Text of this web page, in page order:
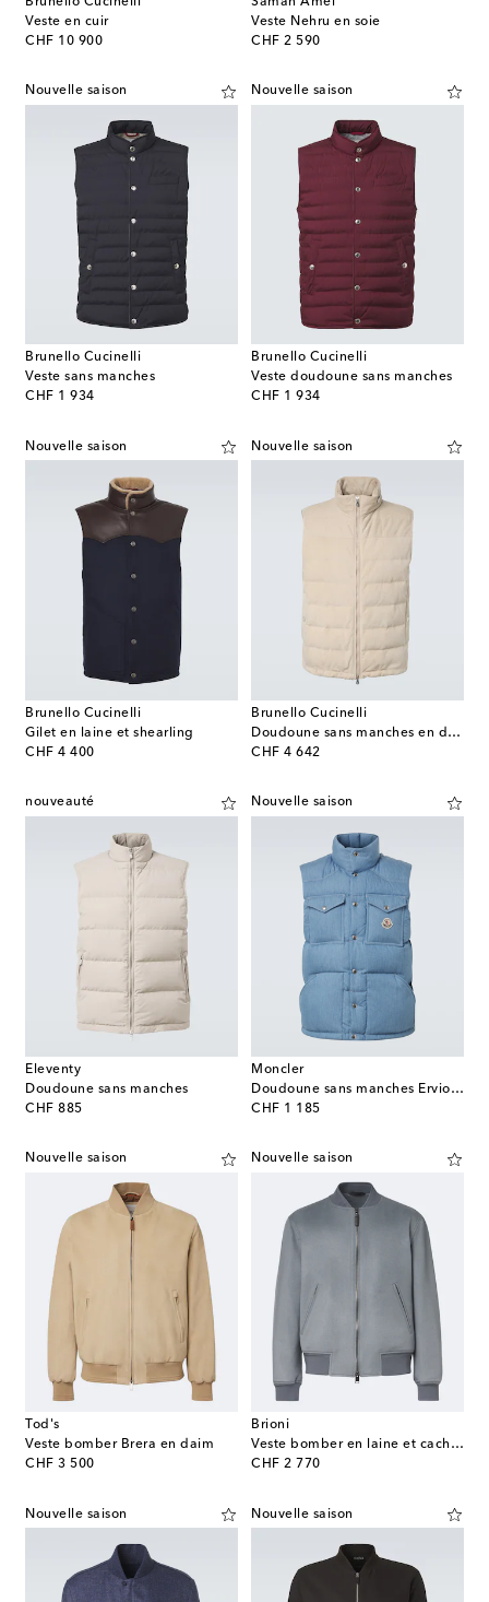
Veste en cuir
CHF 10 900
original price
Veste Nehru en soie
CHF 2 590
original price
Nouvelle saison
Brunello Cucinelli
Veste sans manches
CHF 1 934
original price
Nouvelle saison
Brunello Cucinelli
Veste doudoune sans manches
CHF 1 934
original price
Nouvelle saison
Brunello Cucinelli
Gilet en laine et shearling
CHF 4 400
original price
Nouvelle saison
Brunello Cucinelli
Doudoune sans manches en daim
CHF 4 642
original price
nouveauté
Eleventy
Doudoune sans manches
CHF 885
original price
Nouvelle saison
Moncler
Doudoune sans manches Ervional en denim
CHF 1 185
original price
Nouvelle saison
Tod's
Veste bomber Brera en daim
CHF 3 500
original price
Nouvelle saison
Brioni
Veste bomber en laine et cachemire
CHF 2 770
original price
Nouvelle saison Nouvelle saison